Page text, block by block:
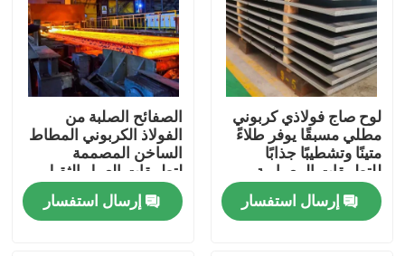
لوح صاج فولاذي كربوني
مطلي مسبقًا يوفر طلاءً
متينًا وتشطيبًا جذابًا
للتطبيقات المعمارية
إرسال استفسار
الصفائح الصلبة من
الفولاذ الكربوني المطاط
الساخن المصممة
لتطبيقات العمل الثقيل
والمكونات الهيكلية في
مختلف الصناعات
إرسال استفسار